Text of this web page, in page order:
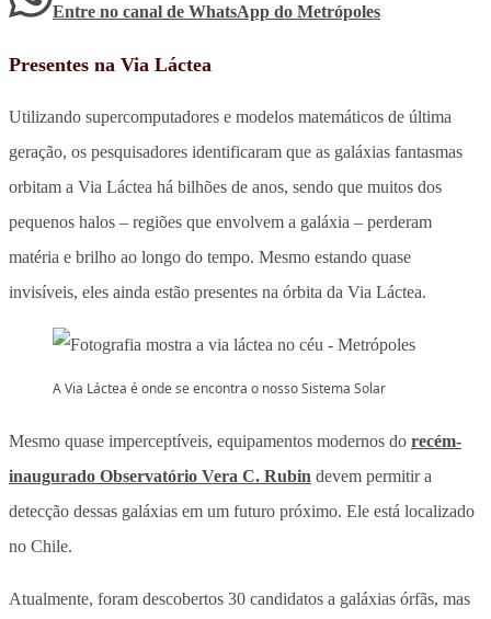
Entre no canal de WhatsApp do Metrópoles
Presentes na Via Láctea
Utilizando supercomputadores e modelos matemáticos de última
geração, os pesquisadores identificaram que as galáxias fantasmas
orbitam a Via Láctea há bilhões de anos, sendo que muitos dos
pequenos halos – regiões que envolvem a galáxia – perderam
matéria e brilho ao longo do tempo. Mesmo estando quase
invisíveis, eles ainda estão presentes na órbita da Via Láctea.
A Via Láctea é onde se encontra o nosso Sistema Solar
Mesmo quase imperceptíveis, equipamentos modernos do recém-
inaugurado Observatório Vera C. Rubin devem permitir a
detecção dessas galáxias em um futuro próximo. Ele está localizado
no Chile.
Atualmente, foram descobertos 30 candidatos a galáxias órfãs, mas